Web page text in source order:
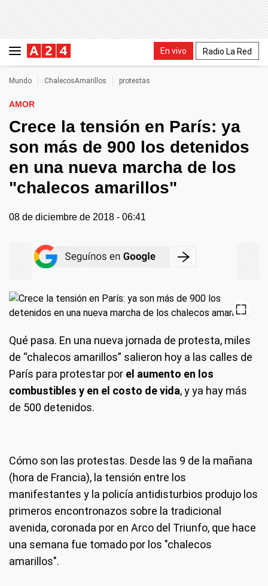
En vivo Radio La Red
Mundo ChalecosAmarillos protestas
AMOR
Crece la tensión en París: ya
son más de 900 los detenidos
en una nueva marcha de los
"chalecos amarillos"
08 de diciembre de 2018 - 06:41
Qué pasa. En una nueva jornada de protesta, miles
de “chalecos amarillos” salieron hoy a las calles de
París para protestar por el aumento en los
combustibles y en el costo de vida, y ya hay más
de 500 detenidos.
Cómo son las protestas. Desde las 9 de la mañana
(hora de Francia), la tensión entre los
manifestantes y la policía antidisturbios produjo los
primeros encontronazos sobre la tradicional
avenida, coronada por en Arco del Triunfo, que hace
una semana fue tomado por los "chalecos
amarillos".